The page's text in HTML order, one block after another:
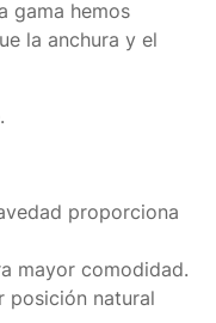
gama hemos
la anchura y el
proporciona
mayor comodidad.
posición natural